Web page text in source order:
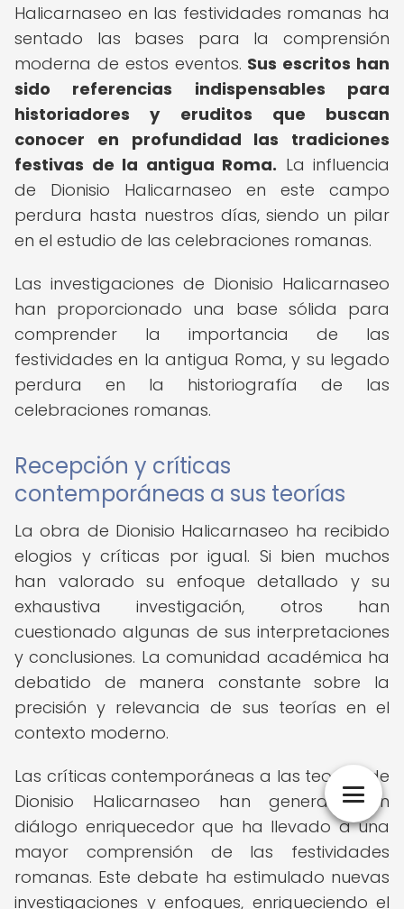
Halicarnaseo en las festividades romanas ha
sentado las bases para la comprensión
moderna de estos eventos. Sus escritos han
sido referencias indispensables para
historiadores y eruditos que buscan
conocer en profundidad las tradiciones
festivas de la antigua Roma. La influencia
de Dionisio Halicarnaseo en este campo
perdura hasta nuestros días, siendo un pilar
en el estudio de las celebraciones romanas.
Las investigaciones de Dionisio Halicarnaseo
han proporcionado una base sólida para
comprender la importancia de las
festividades en la antigua Roma, y su legado
perdura en la historiografía de las
celebraciones romanas.
Recepción y críticas
contemporáneas a sus teorías
La obra de Dionisio Halicarnaseo ha recibido
elogios y críticas por igual. Si bien muchos
han valorado su enfoque detallado y su
exhaustiva investigación, otros han
cuestionado algunas de sus interpretaciones
y conclusiones. La comunidad académica ha
debatido de manera constante sobre la
precisión y relevancia de sus teorías en el
contexto moderno.
Las críticas contemporáneas a las teorías de
Dionisio Halicarnaseo han generado un
diálogo enriquecedor que ha llevado a una
mayor comprensión de las festividades
romanas. Este debate ha estimulado nuevas
investigaciones y enfoques, enriqueciendo el